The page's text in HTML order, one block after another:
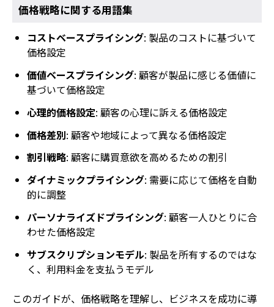
価格戦略に関する用語集
コストベースプライシング: 製品のコストに基づいて
価格設定
価値ベースプライシング: 顧客が製品に感じる価値に
基づいて価格設定
心理的価格設定: 顧客の心理に訴える価格設定
価格差別: 顧客や地域によって異なる価格設定
割引戦略: 顧客に購買意欲を高めるための割引
ダイナミックプライシング: 需要に応じて価格を自動
的に調整
パーソナライズドプライシング: 顧客一人ひとりに合
わせた価格設定
サブスクリプションモデル: 製品を所有するのではな
く、利用料金を支払うモデル
このガイドが、価格戦略を理解し、ビジネスを成功に導